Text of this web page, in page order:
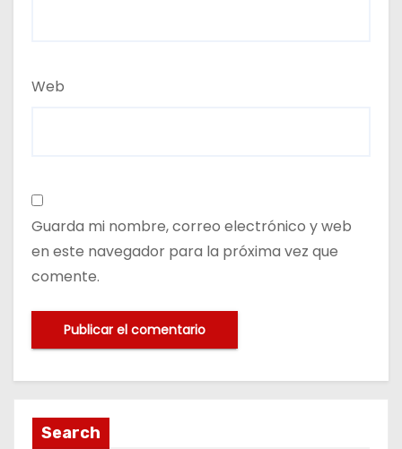
Web
Guarda mi nombre, correo electrónico y web
en este navegador para la próxima vez que
comente.
Search